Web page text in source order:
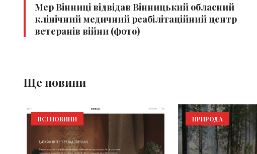
Мер Вінниці відвідав Вінницький обласний
клінічний медичний реабілітаційний центр
ветеранів війни (фото)
Ще новини
ВСІ НОВИНИ ПРИРОДА